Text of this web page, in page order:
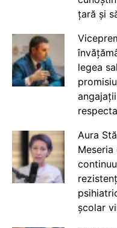
țară și
legea
Aura
școlar